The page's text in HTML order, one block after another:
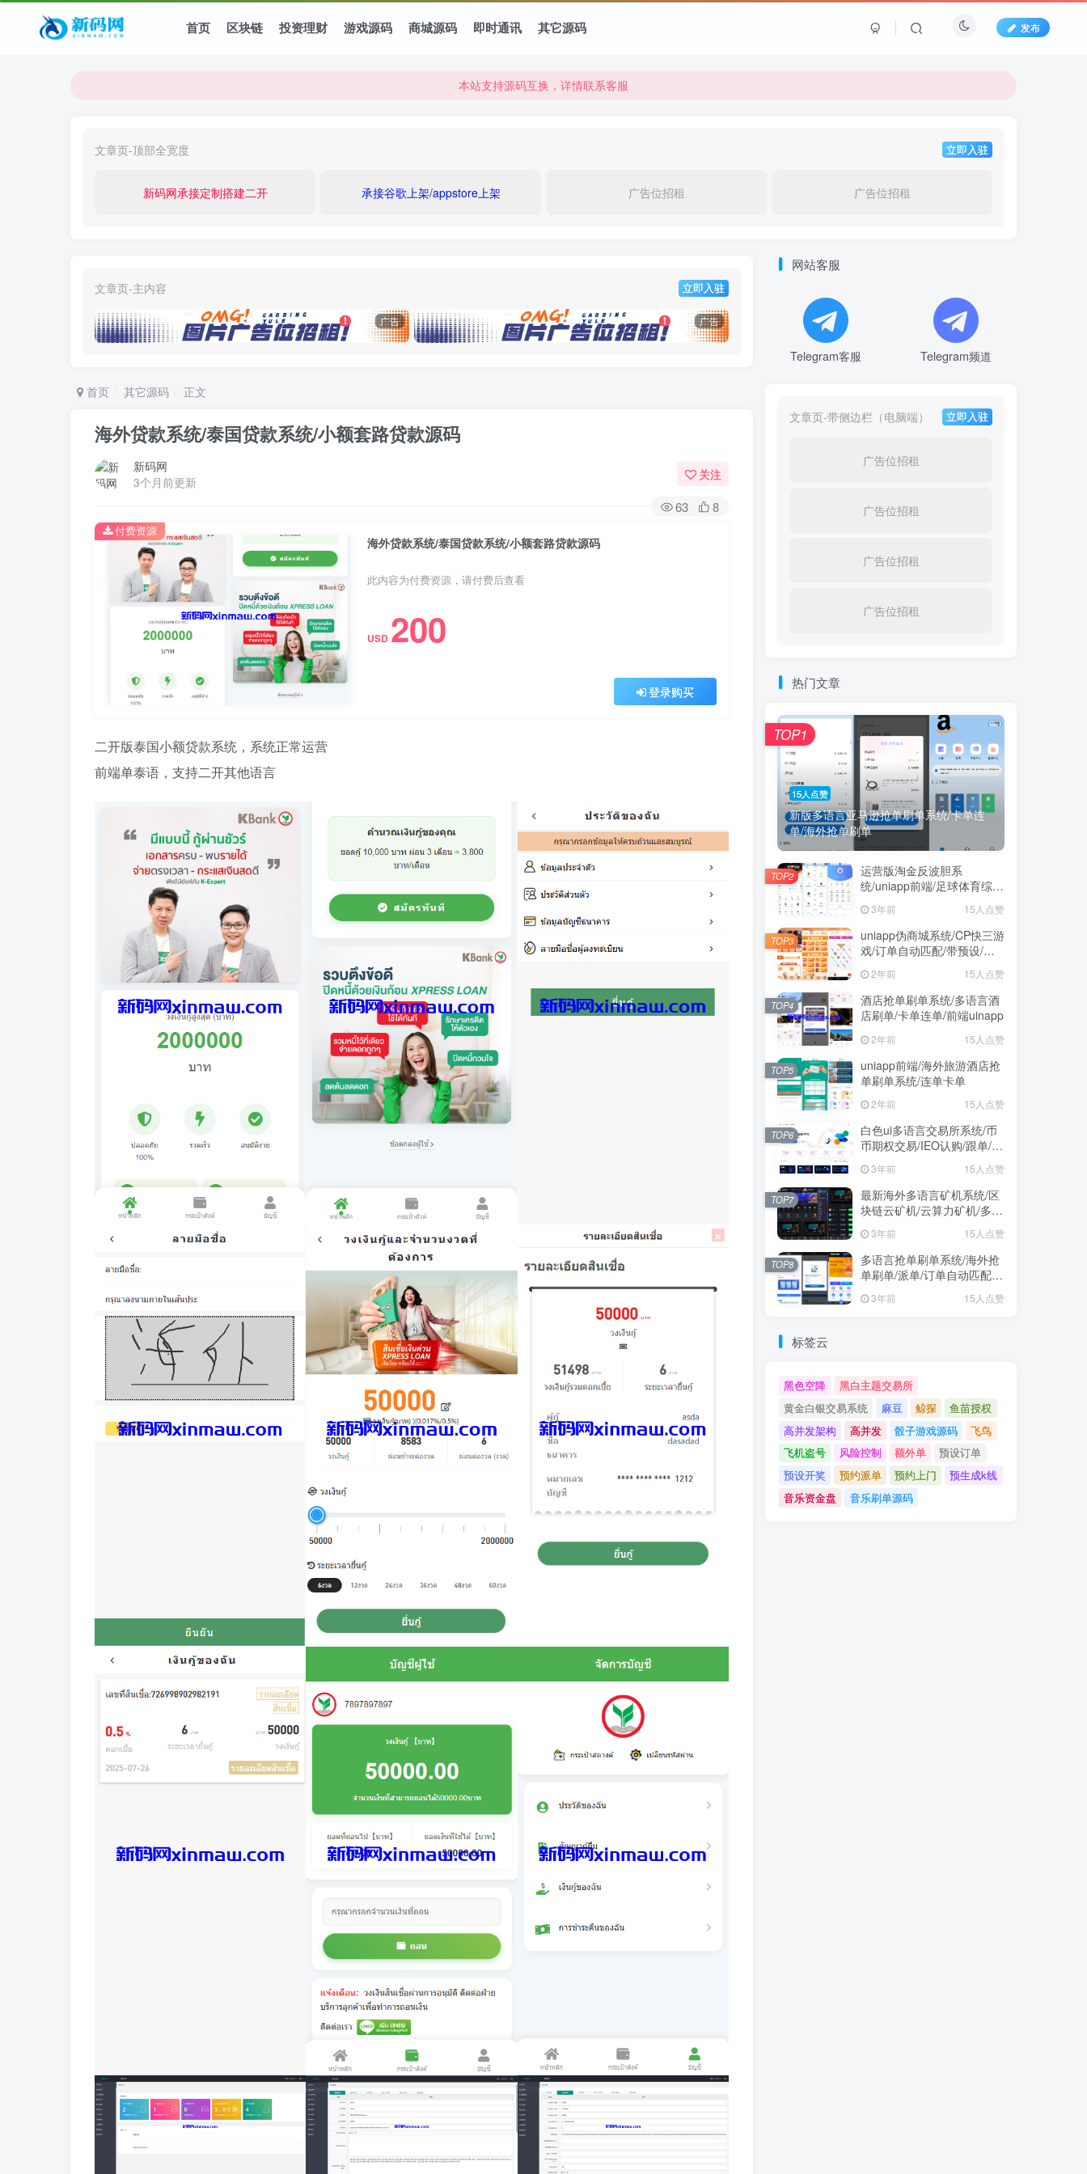
首页 区块链 投资理财 游戏源码 商城源码 即时通讯 其它源码 发布
本站支持源码互换，详情联系客服
本站支持源码互换，详情联系客服
文章页-顶部全宽度 立即入驻
新码网承接定制搭建二开 承接谷歌上架/appstore上架 广告位招租 广告位招租
文章页-主内容 立即入驻
广告 广告
首页 其它源码 正文
海外贷款系统/泰国贷款系统/小额套路贷款源码
新码网
3个月前更新
关注
63 8
海外贷款系统/泰国贷款系统/小额套路贷款源码
此内容为付费资源，请付费后查看
USD 200
登录购买
付费资源
二开版泰国小额贷款系统，系统正常运营
前端单泰语，支持二开其他语言
网站客服
Telegram客服 Telegram频道
文章页-带侧边栏（电脑端） 立即入驻
广告位招租
广告位招租
广告位招租
广告位招租
热门文章
15人点赞
新版多语言亚马逊抢单刷单系统/卡单连
单/海外抢单刷单
TOP1
运营版淘金反波胆系
统/uniapp前端/足球体育综合
娱乐系统/全自动采集
3年前 15人点赞
TOP2
uniapp伪商城系统/CP快三游
戏/订单自动匹配/带预设/代
理后台
2年前 15人点赞
TOP3
酒店抢单刷单系统/多语言酒
店刷单/卡单连单/前端uinapp
2年前 15人点赞
TOP4
uniapp前端/海外旅游酒店抢
单刷单系统/连单卡单
2年前 15人点赞
TOP5
白色ui多语言交易所系统/币
币期权交易/IEO认购/跟单/锁
3年前 15人点赞
TOP6
最新海外多语言矿机系统/区
块链云矿机/云算力矿机/多级
3年前 15人点赞
TOP7
多语言抢单刷单系统/海外抢
单刷单/派单/订单自动匹配/
3年前 15人点赞
TOP8
标签云
黑色空降
黑白主题交易所
黄金白银交易系统
麻豆 鲸探
鱼苗授权
高并发架构
高并发 骰子游戏源码
飞鸟
飞机盗号
风险控制 额外单
预设订单
预设开奖
预约派单 预约上门
预生成k线
音乐资金盘
音乐刷单源码